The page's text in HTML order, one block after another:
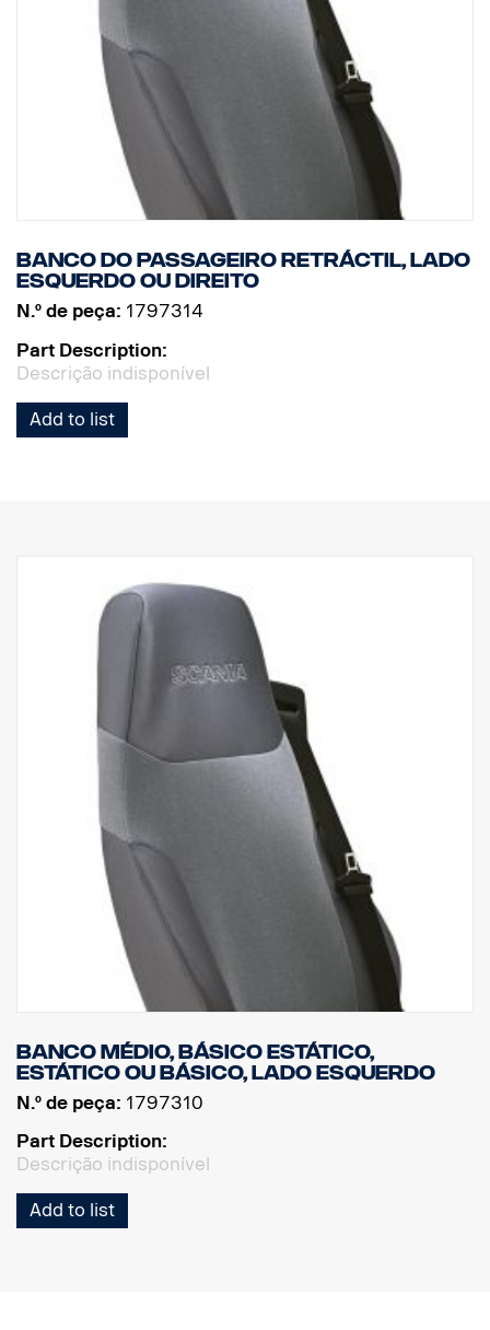
Banco do passageiro retráctil, lado
esquerdo ou direito
N.º de peça: 1797314
Part Description:
Descrição indisponível
Add to list
Banco médio, básico estático,
estático ou básico, lado esquerdo
N.º de peça: 1797310
Part Description:
Descrição indisponível
Add to list